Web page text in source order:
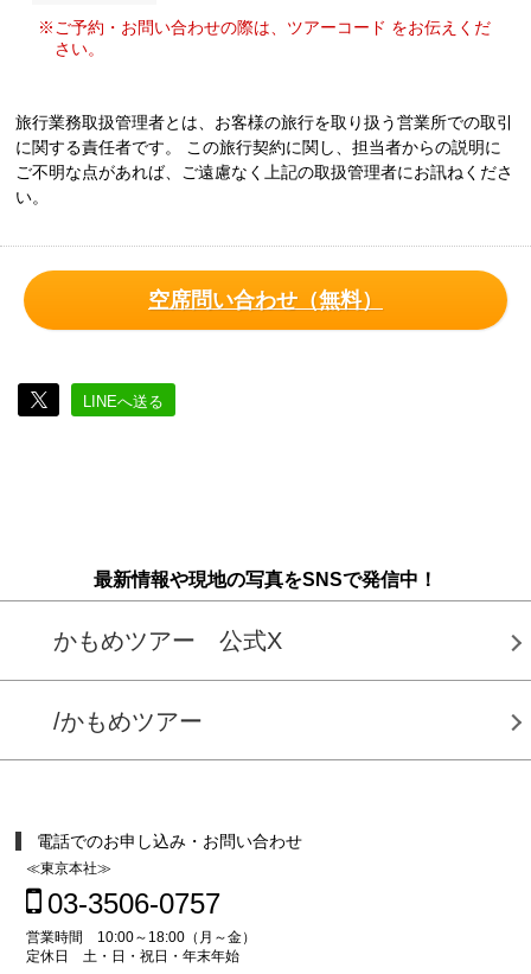
※ご予約・お問い合わせの際は、ツアーコード をお伝えくだ
さい。
旅行業務取扱管理者とは、お客様の旅行を取り扱う営業所での取引
に関する責任者です。 この旅行契約に関し、担当者からの説明に
ご不明な点があれば、ご遠慮なく上記の取扱管理者にお訊ねくださ
い。
空席問い合わせ（無料）
LINEへ送る
最新情報や現地の写真をSNSで発信中！
かもめツアー 公式X
/かもめツアー
電話でのお申し込み・お問い合わせ
≪東京本社≫
03-3506-0757
営業時間 10:00～18:00（月～金）
定休日 土・日・祝日・年末年始